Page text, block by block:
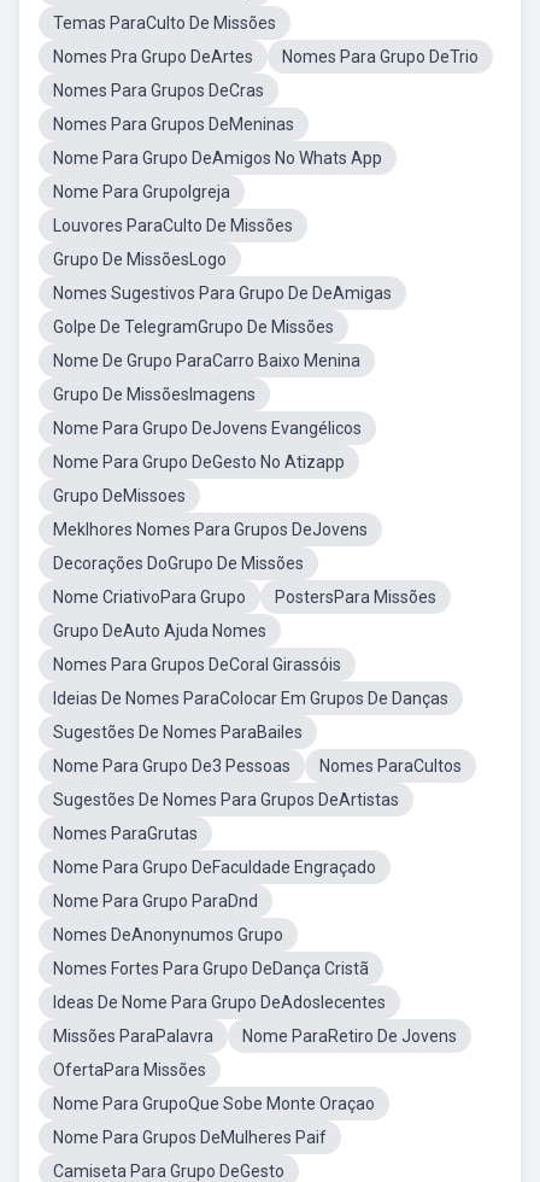
Temas ParaCulto De Missões
Nomes Pra Grupo DeArtes
Nomes Para Grupo DeTrio
Nomes Para Grupos DeCras
Nomes Para Grupos DeMeninas
Nome Para Grupo DeAmigos No Whats App
Nome Para GrupoIgreja
Louvores ParaCulto De Missões
Grupo De MissõesLogo
Nomes Sugestivos Para Grupo De DeAmigas
Golpe De TelegramGrupo De Missões
Nome De Grupo ParaCarro Baixo Menina
Grupo De MissõesImagens
Nome Para Grupo DeJovens Evangélicos
Nome Para Grupo DeGesto No Atizapp
Grupo DeMissoes
Meklhores Nomes Para Grupos DeJovens
Decorações DoGrupo De Missões
Nome CriativoPara Grupo
PostersPara Missões
Grupo DeAuto Ajuda Nomes
Nomes Para Grupos DeCoral Girassóis
Ideias De Nomes ParaColocar Em Grupos De Danças
Sugestões De Nomes ParaBailes
Nome Para Grupo De3 Pessoas
Nomes ParaCultos
Sugestões De Nomes Para Grupos DeArtistas
Nomes ParaGrutas
Nome Para Grupo DeFaculdade Engraçado
Nome Para Grupo ParaDnd
Nomes DeAnonynumos Grupo
Nomes Fortes Para Grupo DeDança Cristã
Ideas De Nome Para Grupo DeAdoslecentes
Missões ParaPalavra
Nome ParaRetiro De Jovens
OfertaPara Missões
Nome Para GrupoQue Sobe Monte Oraçao
Nome Para Grupos DeMulheres Paif
Camiseta Para Grupo DeGesto